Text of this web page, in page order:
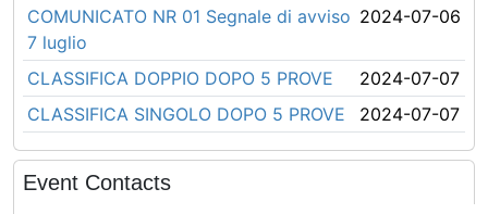
COMUNICATO NR 01 Segnale di avviso
7 luglio
2024-07-06
CLASSIFICA DOPPIO DOPO 5 PROVE
2024-07-07
CLASSIFICA SINGOLO DOPO 5 PROVE
2024-07-07
Event Contacts